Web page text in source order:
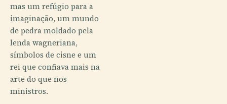
mas um refúgio para a
imaginação, um mundo
de pedra moldado pela
lenda wagneriana,
símbolos de cisne e um
rei que confiava mais na
arte do que nos
ministros.